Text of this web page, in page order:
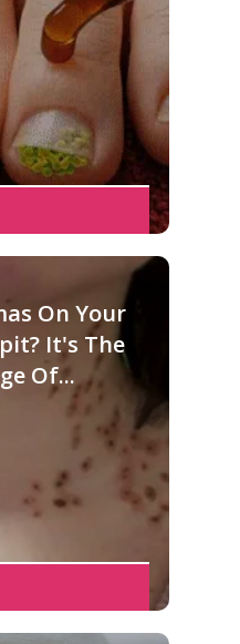
On Your
It's The
Of...